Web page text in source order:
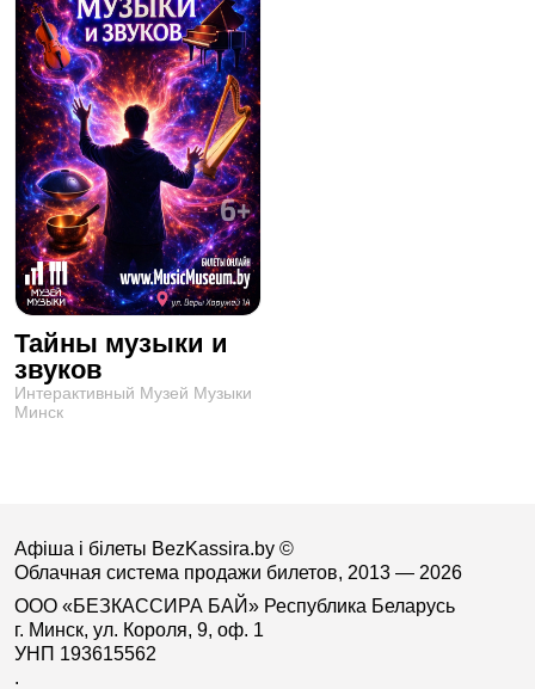
Тайны музыки и
звуков
Интерактивный Музей Музыки
Минск
Афіша і білеты BezKassira.by ©
Облачная система продажи билетов, 2013 — 2026
ООО «БЕЗКАССИРА БАЙ» Республика Беларусь
г. Минск, ул. Короля, 9, оф. 1
УНП 193615562
.